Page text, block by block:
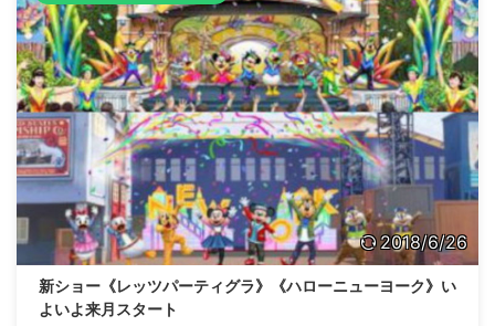
2018/6/26
新ショー《レッツパーティグラ》《ハローニューヨーク》い
よいよ来月スタート